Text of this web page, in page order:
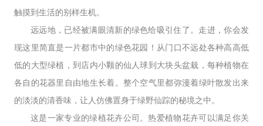
触摸到生活的别样生机。
远远地，已经被满眼清新的绿色给吸引住了。走进，你会发
现这里简直是一片都市中的绿色花园！从门口不远处各种高高低
低的大型绿植，到店内小颗的仙人球到大块头盆栽，每种植物在
各自的花器里自由地生长着。整个空气里都弥漫着绿叶散发出来
的淡淡的清香味，让人仿佛置身于绿野仙踪的秘境之中。
这是一家专业的绿植花卉公司。热爱植物花卉可以满足你关